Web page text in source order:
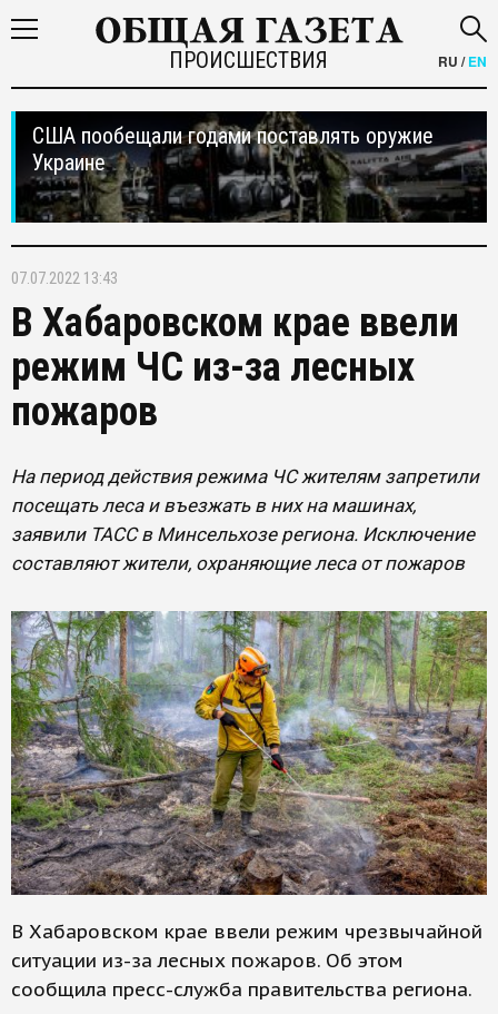
ПРОИСШЕСТВИЯ RU /EN
США пообещали годами поставлять оружие
Украине
07.07.2022 13:43
В Хабаровском крае ввели
режим ЧС из-за лесных
пожаров
На период действия режима ЧС жителям запретили
посещать леса и въезжать в них на машинах,
заявили ТАСС в Минсельхозе региона. Исключение
составляют жители, охраняющие леса от пожаров
В Хабаровском крае ввели режим чрезвычайной
ситуации из-за лесных пожаров. Об этом
сообщила пресс-служба правительства региона.